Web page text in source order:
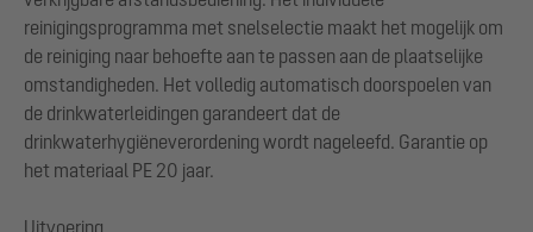
reinigingsprogramma met snelselectie maakt het mogelijk om
de reiniging naar behoefte aan te passen aan de plaatselijke
omstandigheden. Het volledig automatisch doorspoelen van
de drinkwaterleidingen garandeert dat de
drinkwaterhygiëneverordening wordt nageleefd. Garantie op
het materiaal PE 20 jaar.
Uitvoering